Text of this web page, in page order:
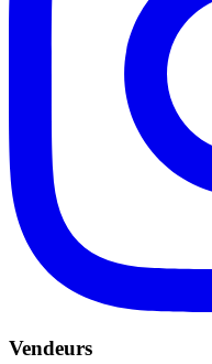
Vendeurs